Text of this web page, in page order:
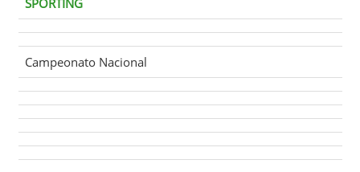
Campeonato Nacional